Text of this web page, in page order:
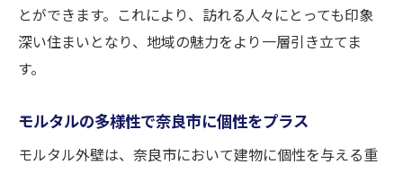
とができます。これにより、訪れる人々にとっても印象
深い住まいとなり、地域の魅力をより一層引き立てま
す。
モルタルの多様性で奈良市に個性をプラス
モルタル外壁は、奈良市において建物に個性を与える重